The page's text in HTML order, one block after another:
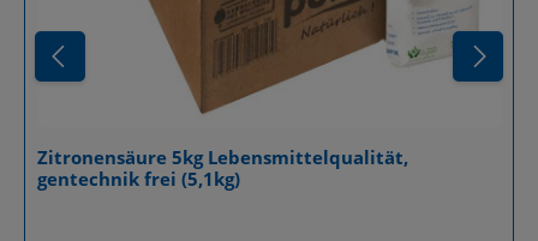
Details
Zitronensäure 5kg Lebensmittelqualität,
gentechnik frei (5,1kg)